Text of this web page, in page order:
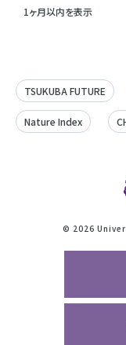
1ヶ月以内を表示
TSUKUBA FUTURE
Nature Index
© 2026